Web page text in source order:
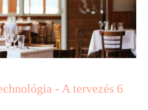
- A tervezés 6